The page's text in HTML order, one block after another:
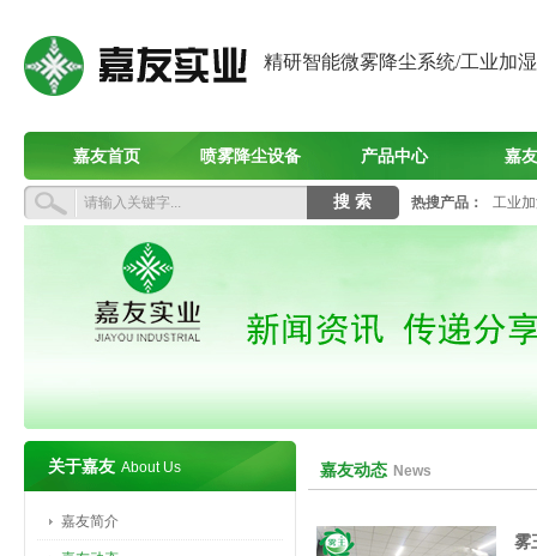
精研智能微雾降尘系统/工业加
嘉友首页 喷雾降尘设备 产品中心 嘉
热搜产品： 工业
关于嘉友 About Us
嘉友简介
嘉友动态 News
雾